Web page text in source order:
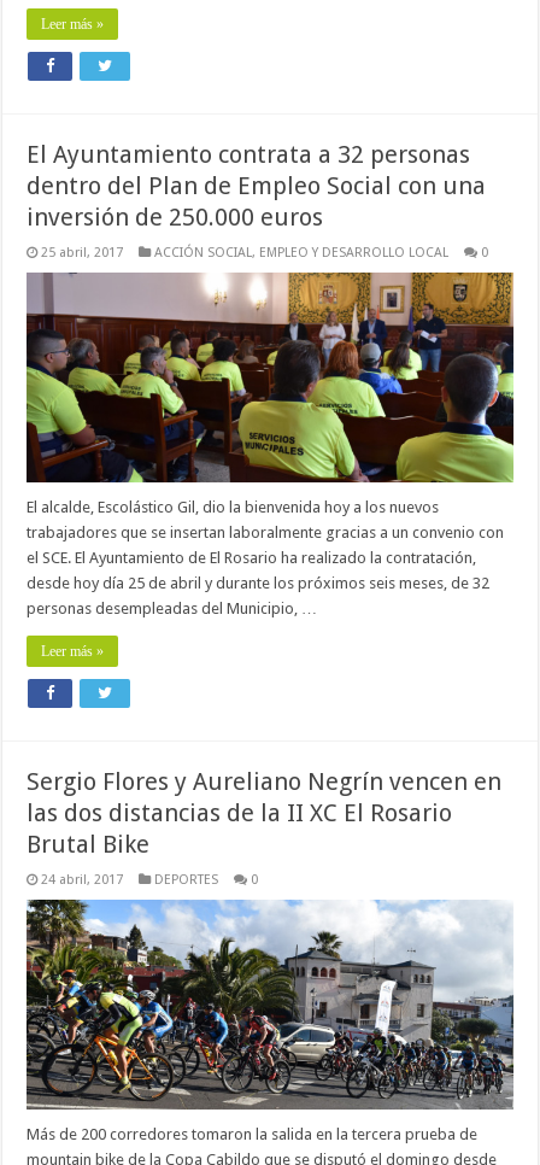
Leer más »
El Ayuntamiento contrata a 32 personas
dentro del Plan de Empleo Social con una
inversión de 250.000 euros
25 abril, 2017 ACCIÓN SOCIAL, EMPLEO Y DESARROLLO LOCAL 0
El alcalde, Escolástico Gil, dio la bienvenida hoy a los nuevos
trabajadores que se insertan laboralmente gracias a un convenio con
el SCE. El Ayuntamiento de El Rosario ha realizado la contratación,
desde hoy día 25 de abril y durante los próximos seis meses, de 32
personas desempleadas del Municipio, …
Leer más »
Sergio Flores y Aureliano Negrín vencen en
las dos distancias de la II XC El Rosario
Brutal Bike
24 abril, 2017 DEPORTES 0
Más de 200 corredores tomaron la salida en la tercera prueba de
mountain bike de la Copa Cabildo que se disputó el domingo desde